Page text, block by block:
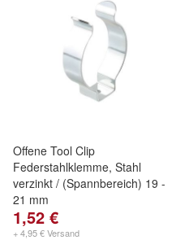
Offene Tool Clip
Federstahlklemme, Stahl
verzinkt / (Spannbereich) 19 -
21 mm
1,52 €
+ 4,95 € Versand